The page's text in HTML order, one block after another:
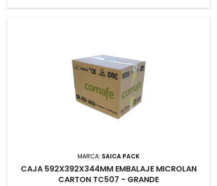
MARCA: SAICA PACK
CAJA 592X392X344MM EMBALAJE MICROLAN
CARTON TC507 - GRANDE